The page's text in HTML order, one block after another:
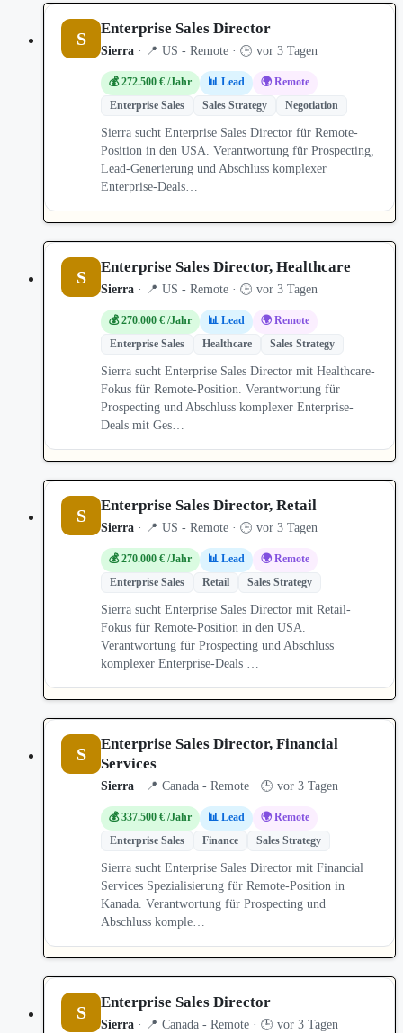
S Enterprise Sales Director
Sierra · 📍 US - Remote · 🕒 vor 3 Tagen
💰 272.500 € /Jahr 📊 Lead
🌍 Remote
Enterprise Sales
Sales Strategy Negotiation
Sierra sucht Enterprise Sales Director für Remote-
Position in den USA. Verantwortung für Prospecting,
Lead-Generierung und Abschluss komplexer
Enterprise-Deals…
S Enterprise Sales Director, Healthcare
Sierra · 📍 US - Remote · 🕒 vor 3 Tagen
💰 270.000 € /Jahr 📊 Lead
🌍 Remote
Enterprise Sales
Healthcare Sales Strategy
Sierra sucht Enterprise Sales Director mit Healthcare-
Fokus für Remote-Position. Verantwortung für
Prospecting und Abschluss komplexer Enterprise-
Deals mit Ges…
S Enterprise Sales Director, Retail
Sierra · 📍 US - Remote · 🕒 vor 3 Tagen
💰 270.000 € /Jahr 📊 Lead
🌍 Remote
Enterprise Sales
Retail Sales Strategy
Sierra sucht Enterprise Sales Director mit Retail-
Fokus für Remote-Position in den USA.
Verantwortung für Prospecting und Abschluss
komplexer Enterprise-Deals …
S
Enterprise Sales Director, Financial
Services
Sierra · 📍 Canada - Remote · 🕒 vor 3 Tagen
💰 337.500 € /Jahr 📊 Lead
🌍 Remote
Enterprise Sales
Finance Sales Strategy
Sierra sucht Enterprise Sales Director mit Financial
Services Spezialisierung für Remote-Position in
Kanada. Verantwortung für Prospecting und
Abschluss komple…
S Enterprise Sales Director
Sierra · 📍 Canada - Remote · 🕒 vor 3 Tagen